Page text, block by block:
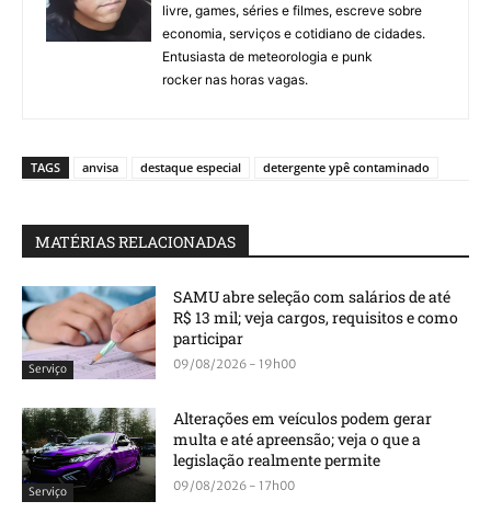
livre, games, séries e filmes, escreve sobre
economia, serviços e cotidiano de cidades.
Entusiasta de meteorologia e punk
rocker nas horas vagas.
TAGS anvisa destaque especial detergente ypê contaminado
MATÉRIAS RELACIONADAS
Serviço
SAMU abre seleção com salários de até
R$ 13 mil; veja cargos, requisitos e como
participar
09/08/2026 - 19h00
Serviço
Alterações em veículos podem gerar
multa e até apreensão; veja o que a
legislação realmente permite
09/08/2026 - 17h00